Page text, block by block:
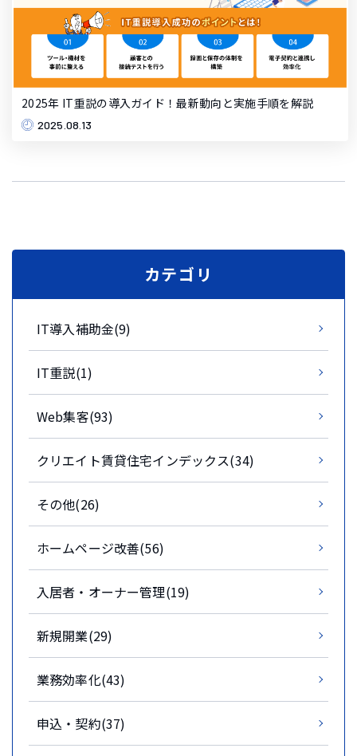
2025年 IT重説の導入ガイド！最新動向と実施手順を解説
2025.08.13
カテゴリ
IT導入補助金(9)
IT重説(1)
Web集客(93)
クリエイト賃貸住宅インデックス(34)
その他(26)
ホームページ改善(56)
入居者・オーナー管理(19)
新規開業(29)
業務効率化(43)
申込・契約(37)